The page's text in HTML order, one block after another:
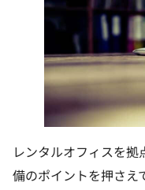
レンタルオフィスを
備のポイントを押さえ